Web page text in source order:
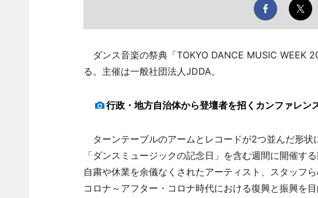
ダンス音楽の祭典「TOKYO DANCE MUSIC WEEK
る。主催は一般社団法人JDDA。
行政・地方自治体から登壇者を招くカンファレン
ターンテーブルのアームとレコードが2つ並んだ形状
「ダンスミュージックの記念日」を含む週間に開催す
自粛や休業を余儀なくされたアーティスト、スタッフ
コロナ～アフター・コロナ時代における復興と振興を